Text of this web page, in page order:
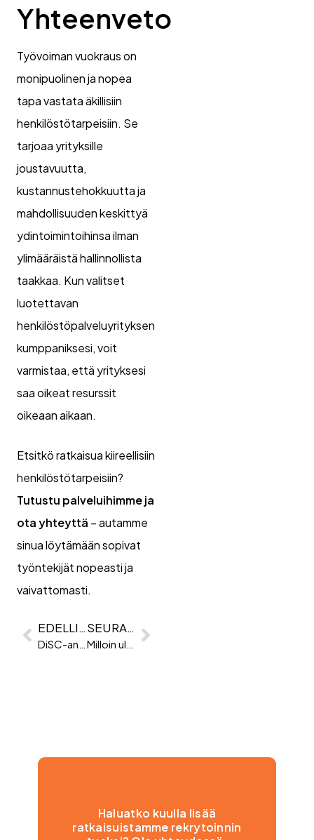
Yhteenveto
Työvoiman vuokraus on
monipuolinen ja nopea
tapa vastata äkillisiin
henkilöstötarpeisiin. Se
tarjoaa yrityksille
joustavuutta,
kustannustehokkuutta ja
mahdollisuuden keskittyä
ydintoimintoihinsa ilman
ylimääräistä hallinnollista
taakkaa. Kun valitset
luotettavan
henkilöstöpalveluyrityksen
kumppaniksesi, voit
varmistaa, että yrityksesi
saa oikeat resurssit
oikeaan aikaan.
Etsitkö ratkaisua kiireellisiin
henkilöstötarpeisiin?
Tutustu palveluihimme ja
ota yhteyttä – autamme
sinua löytämään sopivat
työntekijät nopeasti ja
vaivattomasti.
EDELLINEN SEURAAVA
Haluatko kuulla lisää
ratkaisuistamme rekrytoinnin